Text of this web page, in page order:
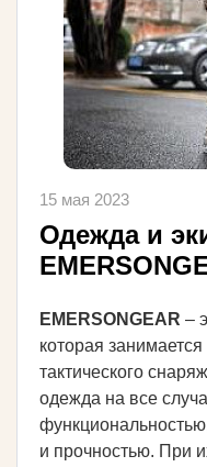
15 мая 2023
Одежда и
EMERSONGEAR –
которая
тактического
одежда на все
и прочностью. При